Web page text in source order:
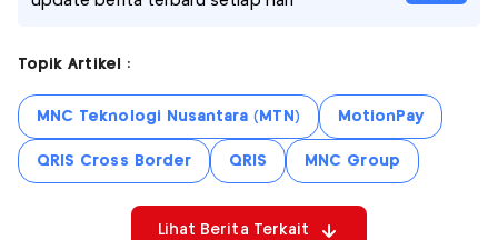
Topik Artikel :
MNC Teknologi Nusantara (MTN) MotionPay
QRIS Cross Border QRIS MNC Group
Lihat Berita Terkait